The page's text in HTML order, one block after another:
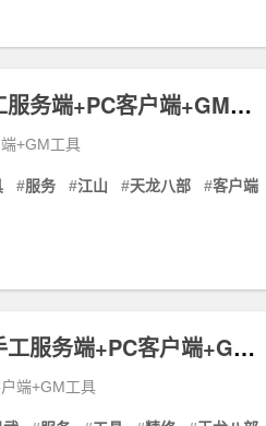
端游【天龙八部之醉江山】Linux手工服务端+PC客户端+GM工具
+GM工具
#服务 #江山 #天龙八部 #客户端
端游【天龙八部之精修灵武】Linux手工服务端+PC客户端+GM工具
端+GM工具